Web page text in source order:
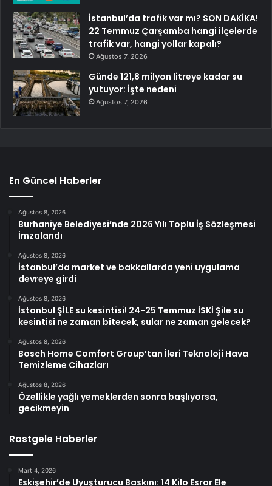
İstanbul’da trafik var mı? SON DAKİKA!
22 Temmuz Çarşamba hangi ilçelerde
trafik var, hangi yollar kapalı?
Ağustos 7, 2026
Günde 121,8 milyon litreye kadar su
yutuyor: İşte nedeni
Ağustos 7, 2026
En Güncel Haberler
Ağustos 8, 2026
Burhaniye Belediyesi’nde 2026 Yılı Toplu İş Sözleşmesi
İmzalandı
Ağustos 8, 2026
İstanbul’da market ve bakkallarda yeni uygulama
devreye girdi
Ağustos 8, 2026
İstanbul ŞİLE su kesintisi! 24-25 Temmuz İSKİ Şile su
kesintisi ne zaman bitecek, sular ne zaman gelecek?
Ağustos 8, 2026
Bosch Home Comfort Group’tan İleri Teknoloji Hava
Temizleme Cihazları
Ağustos 8, 2026
Özellikle yağlı yemeklerden sonra başlıyorsa,
gecikmeyin
Rastgele Haberler
Mart 4, 2026
Eskişehir’de Uyuşturucu Baskını: 14 Kilo Esrar Ele